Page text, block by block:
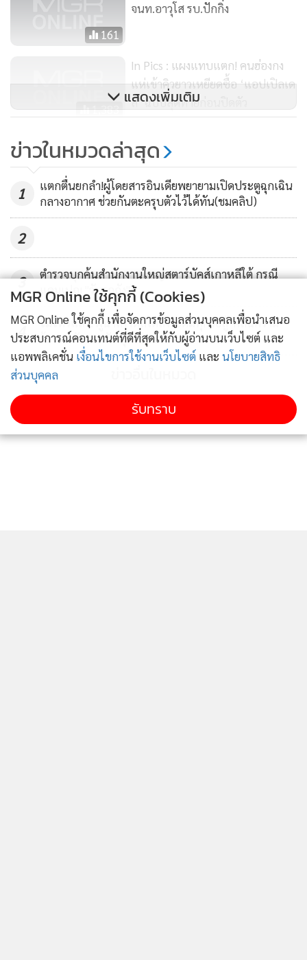
161
จนท.อาวุโส รบ.ปักกิ่ง
1,383
In Pics : แผงแทบแตก! คนฮ่องกง
แห่เข้าคิวยาวเหยียดซื้อ ‘แอปเปิลเด
ลี’ ฉบับสุดท้ายก่อนปิดตัว
3,068
ข่าวบิดเบือน กล่าวหาวัคซีนจีนไม่มี
ประสิทธิภาพ
แสดงเพิ่มเติม
ข่าวในหมวดล่าสุด
1
แตกตื่นยกลำ!ผู้โดยสารอินเดียพยายามเปิดประตูฉุกเฉิน
กลางอากาศ ช่วยกันตะครุบตัวไว้ได้ทัน(ชมคลิป)
2
3
ตำรวจบุกค้นสำนักงานใหญ่สตาร์บัคส์เกาหลีใต้ กรณี
แคมเปญ "วันรถถัง"
ไม่ไหวแล้ว! ผู้นำเกาหลีใต้สั่งระดมทุกวิธีสู้ 'คลื่นความ
ร้อน' หลังยอดดับพุ่งกว่า 20 ราย
MGR Online ใช้คุกกี้ (Cookies)
MGR Online ใช้คุกกี้ เพื่อจัดการข้อมูลส่วนบุคคลเพื่อนำเสนอ
ประสบการณ์คอนเทนต์ที่ดีที่สุดให้กับผู้อ่านบนเว็บไซต์ และ
แอพพลิเคชั่น เงื่อนไขการใช้งานเว็บไซต์ และ นโยบายสิทธิ
ส่วนบุคคล
รับทราบ